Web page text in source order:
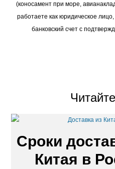
(коносамент при море,
работаете как юридическое
банковский счет с
Сроки
Китая в